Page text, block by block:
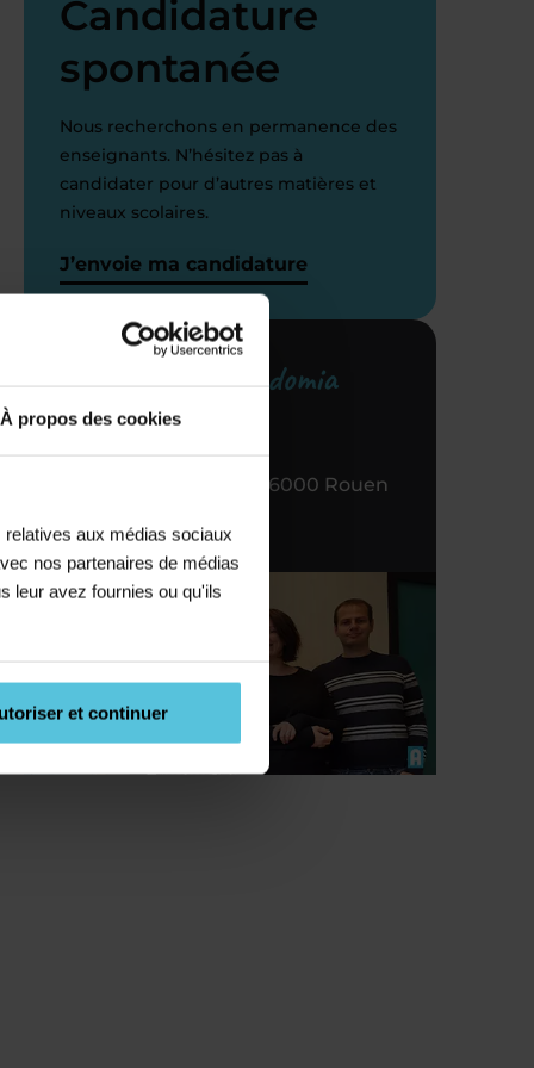
À propos des cookies
aux médias sociaux
nos partenaires de médias
leur avez fournies ou qu'ils
et continuer
Candidature
spontanée
Nous recherchons en permanence des
enseignants. N’hésitez pas à
candidater pour d’autres matières et
niveaux scolaires.
J’envoie ma candidature
Votre centre Acadomia
référent
30 PL Saint Marc, 76000 Rouen
02 35 89 14 14